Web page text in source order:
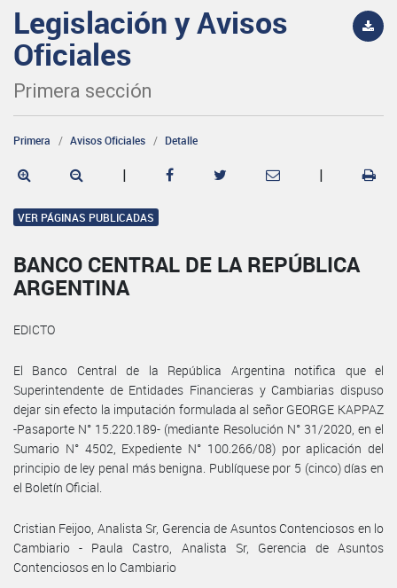
Legislación y Avisos
Oficiales
Primera sección
Primera Avisos Oficiales Detalle
| |
VER PÁGINAS PUBLICADAS
BANCO CENTRAL DE LA REPÚBLICA
ARGENTINA
EDICTO
El Banco Central de la República Argentina notifica que el
Superintendente de Entidades Financieras y Cambiarias dispuso
dejar sin efecto la imputación formulada al señor GEORGE KAPPAZ
-Pasaporte N° 15.220.189- (mediante Resolución N° 31/2020, en el
Sumario N° 4502, Expediente N° 100.266/08) por aplicación del
principio de ley penal más benigna. Publíquese por 5 (cinco) días en
el Boletín Oficial.
Cristian Feijoo, Analista Sr, Gerencia de Asuntos Contenciosos en lo
Cambiario - Paula Castro, Analista Sr, Gerencia de Asuntos
Contenciosos en lo Cambiario